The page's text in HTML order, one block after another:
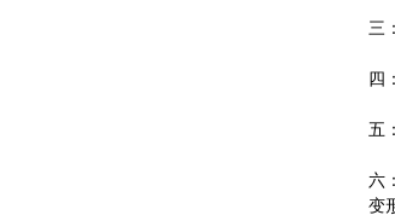
三
四
五
六
变